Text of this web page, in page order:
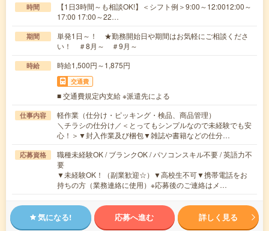
時間
【1日3時間～も相談OK!】＜シフト例＞9:00～12:0012:00～
17:00 17:00～22…
期間
単発1日～！ ★勤務開始日や期間はお気軽にご相談くださ
い！ ＃8月～ ＃9月～
時給 時給1,500円～1,875円
交通費
■ 交通費規定内支給 ※派遣先による
仕事内容
軽作業（仕分け・ピッキング・検品、商品管理）
＼チラシの仕分け／＜とってもシンプルなので未経験でも安
心！＞▼封入作業及び梱包▼雑誌や書籍などの仕分…
応募資格
職種未経験OK / ブランクOK / パソコンスキル不要 / 英語力不
要
▼未経験OK！（副業歓迎☆）▼高校生不可▼携帯電話をお
持ちの方（業務連絡に使用）※応募後のご連絡はメ…
気になる! 応募へ進む 詳しく見る